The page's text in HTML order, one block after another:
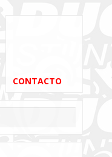
CONTACTO